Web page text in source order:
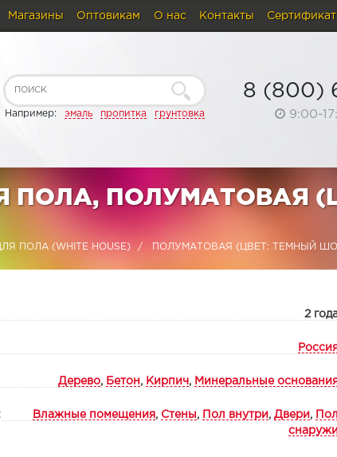
Магазины Оптовикам О нас Контакты
Например: эмаль пропитка грунтовка
8 (800)
9:00-
ПОЛА, ПОЛУМАТОВАЯ
ПОЛА (WHITE HOUSE) ПОЛУМАТОВАЯ (ЦВЕТ: ТЕМНЫЙ
2
Дерево, Бетон, Кирпич, Минеральные
Влажные помещения, Стены, Пол внутри, Двери,
Пол
снаружи